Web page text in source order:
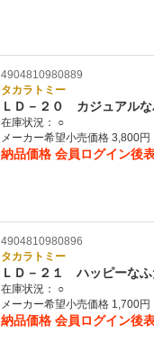
4904810980889
タカラトミー
ＬＤ－２０ カジュアルな
在庫状況：
○
メーカー希望小売価格 3,800円
納品価格 会員ログイン後
4904810980896
タカラトミー
ＬＤ－２１ ハッピーな
在庫状況：
○
メーカー希望小売価格 1,700円
納品価格 会員ログイン後